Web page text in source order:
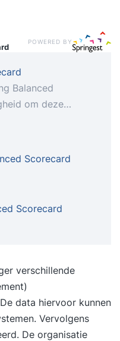
POWERED BY
Balanced
om deze
snel en effectief
Je leert de
en balanced
krijg je tal
actie vertalen.
de kracht van de
de strategie
maken
Na
Scorecard
Scorecard
verschillende
data hiervoor kunnen
Vervolgens
De organisatie